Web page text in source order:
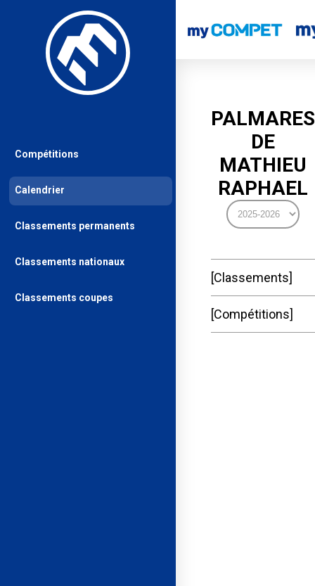
PALMARES
DE
MATHIEU
RAPHAEL
Classements
Compétitions
Compétitions
Calendrier
Classements permanents
Classements nationaux
Classements coupes